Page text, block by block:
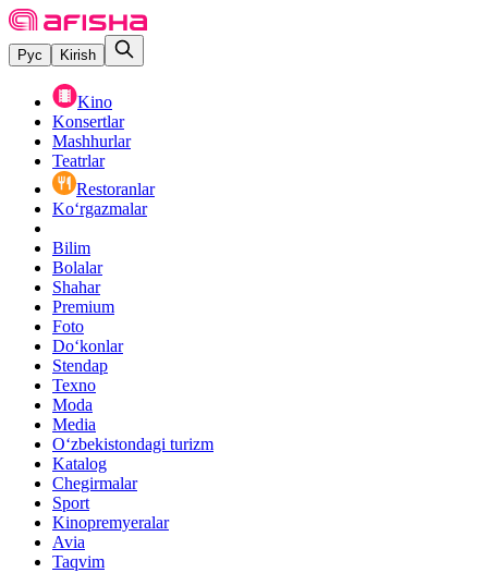
Рус Kirish
Kino
Konsertlar
Mashhurlar
Teatrlar
Restoranlar
Ko‘rgazmalar
Bilim
Bolalar
Shahar
Premium
Foto
Do‘konlar
Stendap
Texno
Moda
Media
O‘zbekistondagi turizm
Katalog
Chegirmalar
Sport
Kinopremyeralar
Avia
Taqvim